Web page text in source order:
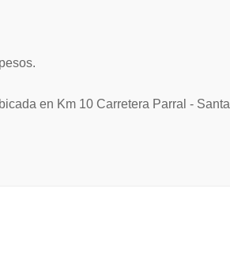
en Km 10 Carretera Parral - Santa